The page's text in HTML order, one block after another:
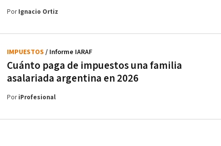
PorIgnacio Ortiz
Cuánto paga de impuestos una familia
asalariada argentina en 2026
IMPUESTOS / Informe IARAF
PoriProfesional